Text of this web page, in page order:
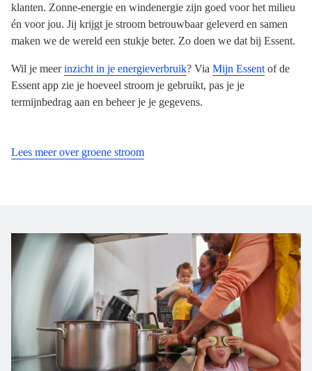
klanten. Zonne-energie en windenergie zijn goed voor het milieu
én voor jou. Jij krijgt je stroom betrouwbaar geleverd en samen
maken we de wereld een stukje beter. Zo doen we dat bij Essent.
Wil je meerinzicht in je energieverbruik? Via Mijn Essent of de
Essent app zie je hoeveel stroom je gebruikt, pas je je
termijnbedrag aan en beheer je je gegevens.
Lees meer over groene stroom